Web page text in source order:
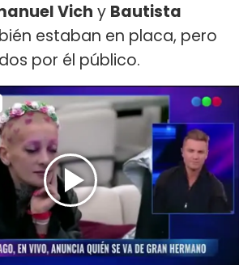
Vich y Bautista
estaban en placa, pero
por él público.